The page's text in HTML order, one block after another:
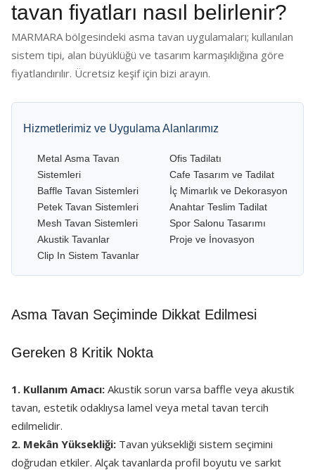
tavan fiyatları nasıl belirlenir?
MARMARA bölgesindeki asma tavan uygulamaları; kullanılan
sistem tipi, alan büyüklüğü ve tasarım karmaşıklığına göre
fiyatlandırılır. Ücretsiz keşif için bizi arayın.
Hizmetlerimiz ve Uygulama Alanlarımız
Metal Asma Tavan
Sistemleri
Baffle Tavan Sistemleri
Petek Tavan Sistemleri
Mesh Tavan Sistemleri
Akustik Tavanlar
Clip In Sistem Tavanlar
Ofis Tadilatı
Cafe Tasarım ve Tadilat
İç Mimarlık ve Dekorasyon
Anahtar Teslim Tadilat
Spor Salonu Tasarımı
Proje ve İnovasyon
Asma Tavan Seçiminde Dikkat Edilmesi
Gereken 8 Kritik Nokta
1. Kullanım Amacı: Akustik sorun varsa baffle veya akustik
tavan, estetik odaklıysa lamel veya metal tavan tercih
edilmelidir.
2. Mekân Yüksekliği: Tavan yüksekliği sistem seçimini
doğrudan etkiler. Alçak tavanlarda profil boyutu ve sarkıt